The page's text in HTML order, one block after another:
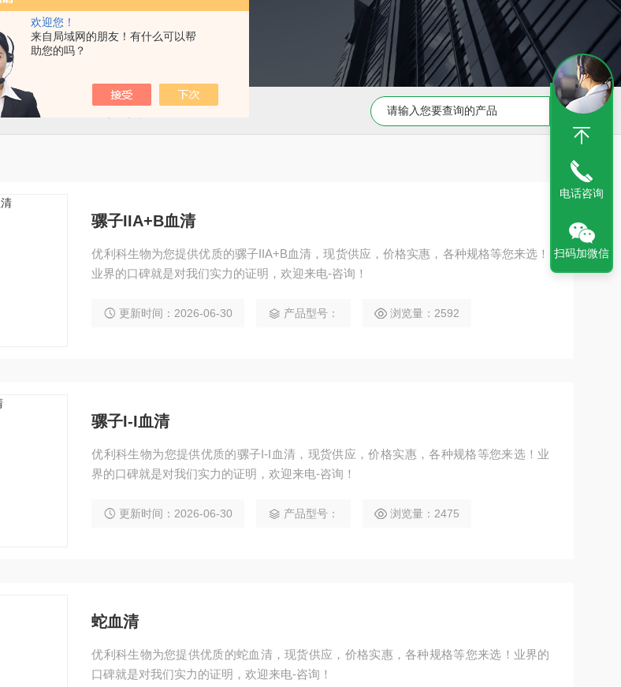
欢迎您！
来自局域网的朋友！有什么可以帮
助您的吗？
50T肠道病毒通用型（EV）荧光PCR法检测试剂盒 Capan-1 细胞专用培养基 Caov-3 细胞专用培养基
骡子IIA+B血清
优利科生物为您提供优质的骡子IIA+B血清，现货供应，价格实惠，各种规格等您来选！
业界的口碑就是对我们实力的证明，欢迎来电-咨询！
更新时间：2026-06-30 产品型号： 浏览量：2592
骡子I-I血清
优利科生物为您提供优质的骡子I-I血清，现货供应，价格实惠，各种规格等您来选！业
界的口碑就是对我们实力的证明，欢迎来电-咨询！
更新时间：2026-06-30 产品型号： 浏览量：2475
蛇血清
优利科生物为您提供优质的蛇血清，现货供应，价格实惠，各种规格等您来选！业界的
口碑就是对我们实力的证明，欢迎来电-咨询！
电话咨询
扫码加微信